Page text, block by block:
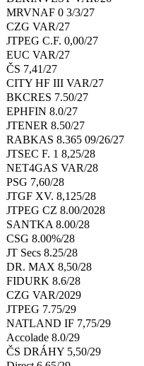
MRVNAF 0 3/3/27
CZG VAR/27
JTPEG C.F. 0,00/27
EUC VAR/27
ČS 7,41/27
CITY HF III VAR/27
BKCRES 7.50/27
EPHFIN 8.0/27
JTENER 8.50/27
RABKAS 8.365 09/26/27
JTSEC F. 1 8,25/28
NET4GAS VAR/28
PSG 7,60/28
JTGF XV. 8,125/28
JTPEG CZ 8.00/2028
SANTKA 8.00/28
CSG 8.00%/28
JT Secs 8.25/28
DR. MAX 8,50/28
FIDURK 8.6/28
CZG VAR/2029
JTPEG 7.75/29
NATLAND IF 7,75/29
Accolade 8.0/29
ČS DRÁHY 5,50/29